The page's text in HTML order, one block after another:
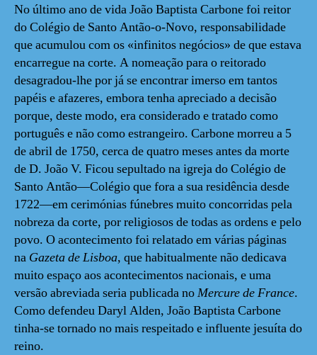
No último ano de vida João Baptista Carbone foi reitor
do Colégio de Santo Antão-o-Novo, responsabilidade
que acumulou com os «infinitos negócios» de que estava
encarregue na corte. A nomeação para o reitorado
desagradou-lhe por já se encontrar imerso em tantos
papéis e afazeres, embora tenha apreciado a decisão
porque, deste modo, era considerado e tratado como
português e não como estrangeiro. Carbone morreu a 5
de abril de 1750, cerca de quatro meses antes da morte
de D. João V. Ficou sepultado na igreja do Colégio de
Santo Antão—Colégio que fora a sua residência desde
1722—em cerimónias fúnebres muito concorridas pela
nobreza da corte, por religiosos de todas as ordens e pelo
povo. O acontecimento foi relatado em várias páginas
na Gazeta de Lisboa, que habitualmente não dedicava
muito espaço aos acontecimentos nacionais, e uma
versão abreviada seria publicada noMercure de France.
Como defendeu Daryl Alden, João Baptista Carbone
tinha-se tornado no mais respeitado e influente jesuíta do
reino.